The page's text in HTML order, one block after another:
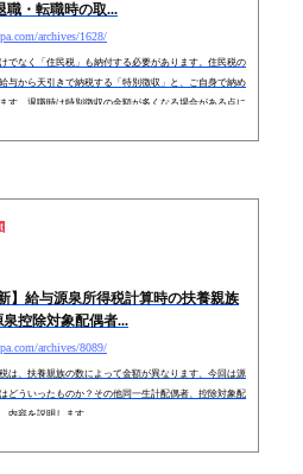
職・転職時の取...
archives/1628/
でなく「住民税」も納付する必要があります。住民税の
与から天引きで納税する「特別徴収」と、ご自身で納め
す。退職時は特別徴収の金額が多くなる場合がある点に
】給与源泉所得税計算時の扶養親族
控除対象配偶者...
archives/8089/
は、扶養親族の数によって金額が異なります、今回は源
どういったものか？その他同一生計配偶者、控除対象配
内容を説明します。